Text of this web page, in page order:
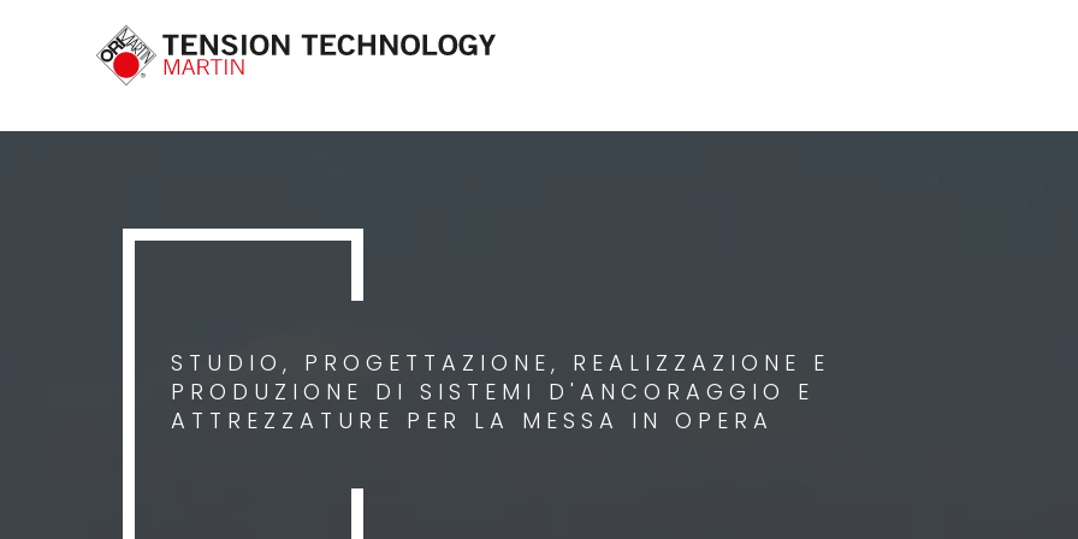
STUDIO, PROGETTAZIONE, REALIZZAZIONE E
PRODUZIONE DI SISTEMI D'ANCORAGGIO E
ATTREZZATURE PER LA MESSA IN OPERA